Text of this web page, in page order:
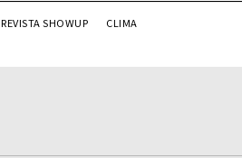
REVISTA SHOWUP CLIMA